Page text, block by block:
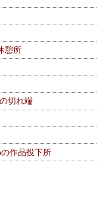
憩所
切れ端
の作品投下所